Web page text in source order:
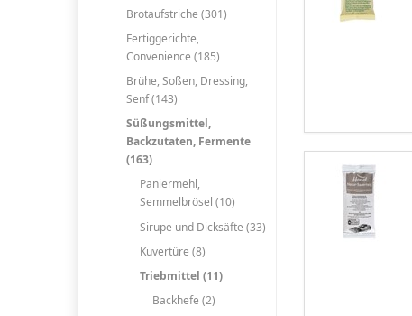
Brotaufstriche (301)
Fertiggerichte,
Convenience (185)
Brühe, Soßen, Dressing,
Senf (143)
Süßungsmittel,
Backzutaten, Fermente
(163)
Paniermehl,
Semmelbrösel (10)
Sirupe und Dicksäfte (33)
Kuvertüre (8)
Triebmittel (11)
Backhefe (2)